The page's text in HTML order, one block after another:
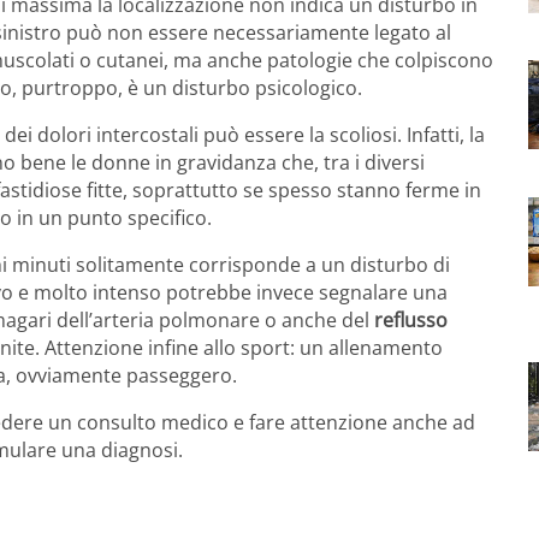
può non essere necessariamente legato al
o cutanei, ma anche patologie che colpiscono
purtroppo, è un disturbo psicologico.
dolori intercostali può essere la scoliosi. Infatti, la
bene le donne in gravidanza che, tra i diversi
fitte, soprattutto se spesso stanno ferme in
in un punto specifico.
minuti solitamente corrisponde a un disturbo di
e molto intenso potrebbe invece segnalare una
dell’arteria polmonare o anche del reflusso
Attenzione infine allo sport: un allenamento
passeggero.
un consulto medico e fare attenzione anche ad
una diagnosi.